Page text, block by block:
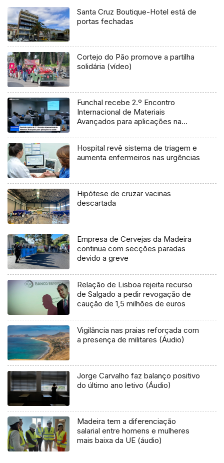
Santa Cruz Boutique-Hotel está de
portas fechadas
Cortejo do Pão promove a partilha
solidária (vídeo)
Funchal recebe 2.º Encontro
Internacional de Materiais
Avançados para aplicações na
Hospital revê sistema de triagem e
aumenta enfermeiros nas urgências
Hipótese de cruzar vacinas
descartada
Empresa de Cervejas da Madeira
continua com secções paradas
devido a greve
Relação de Lisboa rejeita recurso
de Salgado a pedir revogação de
caução de 1,5 milhões de euros
Vigilância nas praias reforçada com
a presença de militares (Áudio)
Jorge Carvalho faz balanço positivo
do último ano letivo (Áudio)
Madeira tem a diferenciação
salarial entre homens e mulheres
mais baixa da UE (áudio)